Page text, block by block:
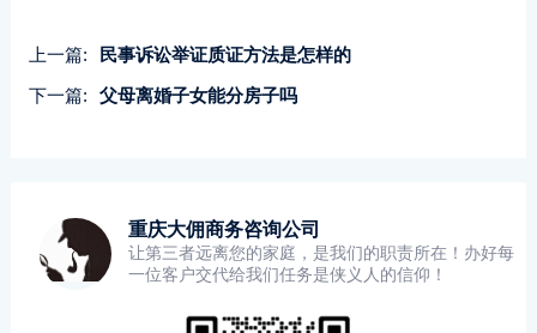
上一篇:
民事诉讼举证质证方法是怎样的
下一篇:
父母离婚子女能分房子吗
重庆大佣商务咨询公司
让第三者远离您的家庭，是我们的职责所在！办好每
一位客户交代给我们任务是侠义人的信仰！